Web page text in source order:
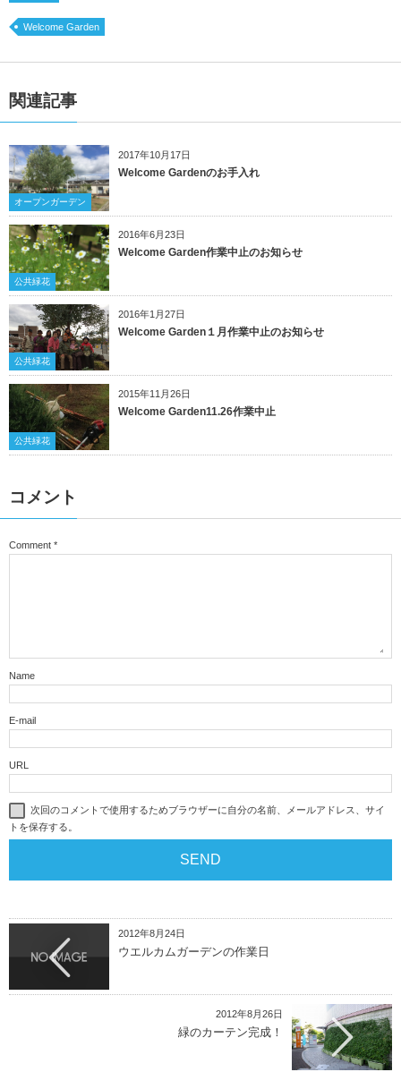
Welcome Garden
関連記事
2017年10月17日
オープンガーデン
Welcome Gardenのお手入れ
2016年6月23日
公共緑花
Welcome Garden作業中止のお知らせ
2016年1月27日
公共緑花
Welcome Garden１月作業中止のお知らせ
2015年11月26日
公共緑花
Welcome Garden11.26作業中止
コメント
Comment *
Name
E-mail
URL
次回のコメントで使用するためブラウザーに自分の名前、メールアドレス、サイ
トを保存する。
2012年8月24日
ウエルカムガーデンの作業日
2012年8月26日
緑のカーテン完成！